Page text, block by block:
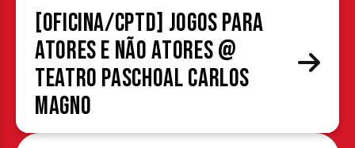
[OFICINA/CPTD] Jogos para
atores e não atores @
Teatro Paschoal Carlos
Magno